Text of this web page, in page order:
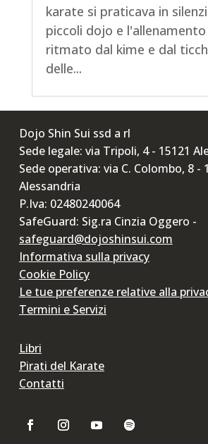
karate si praticava in
piccoli dojo e
ritmato dal kime e dal
delle...
Dojo Shin Sui ssd a rl
Sede legale: via Tripoli, 4 - 15121
Sede operativa: via C. Colombo, 8 -
Alessandria
P.Iva: 02480240064
SafeGuard: Sig.ra Cinzia Oggero -
safeguard@dojoshinsui.com
Informativa sulla privacy
Cookie Policy
Le tue preferenze relative alla
Termini e Servizi
Libri
Pirati del Karate
Contatti